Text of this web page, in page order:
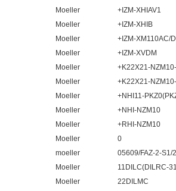
Moeller +IZM-XHIAV1
Moeller +IZM-XHIB
Moeller +IZM-XM110AC/
Moeller +IZM-XVDM
Moeller +K22X21-NZM10-
Moeller +K22X21-NZM10-
Moeller +NHI11-
Moeller +NHI-NZM10
Moeller +RHI-NZM10
Moeller 0
moeller 05609/FAZ-2-S1/2
Moeller 11DILC(DILRC-
Moeller 22DILMC